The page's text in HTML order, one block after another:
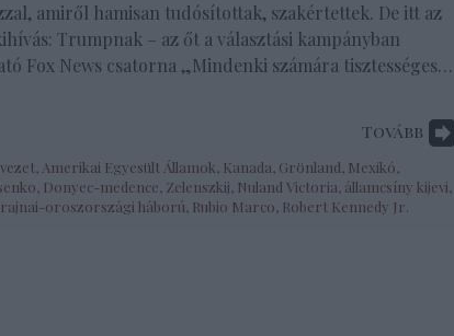
amiről hamisan tudósítottak, szakértettek. De itt az
Trumpnak – az őt a választási kampányban
Fox News csatorna „Mindenki számára tisztességes…
Tovább
Amerikai Egyesült Államok Kanada Grönland Mexikó
Donyec-medence Zelenszkij Nuland Victoria államcsíny kijevi
oroszországi háború Rubio Marco Robert Kennedy Jr.